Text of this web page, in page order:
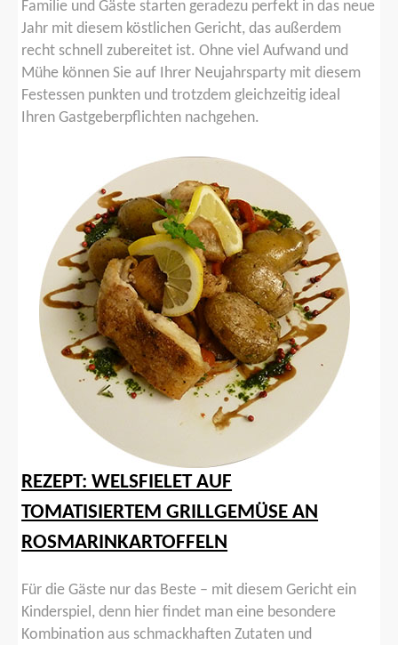
Familie und Gäste starten geradezu perfekt in das neue
Jahr mit diesem köstlichen Gericht, das außerdem
recht schnell zubereitet ist. Ohne viel Aufwand und
Mühe können Sie auf Ihrer Neujahrsparty mit diesem
Festessen punkten und trotzdem gleichzeitig ideal
Ihren Gastgeberpflichten nachgehen.
REZEPT: WELSFIELET AUF
TOMATISIERTEM GRILLGEMÜSE AN
ROSMARINKARTOFFELN
Für die Gäste nur das Beste – mit diesem Gericht ein
Kinderspiel, denn hier findet man eine besondere
Kombination aus schmackhaften Zutaten und